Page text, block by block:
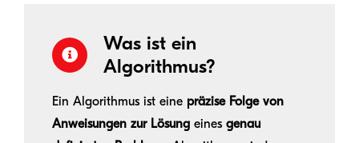
Was ist ein
Algorithmus?
Ein Algorithmus ist eine präzise Folge von
Anweisungen zur Lösungeines genau